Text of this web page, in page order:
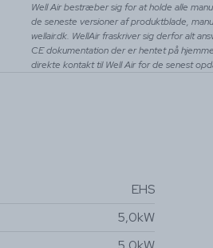
Well Air bestræber sig for at holde alle
de seneste versioner af produktblade,
wellair.dk. WellAir fraskriver sig derfor alt
CE dokumentation der er hentet på
direkte kontakt til Well Air for de senest
EHS
5,0kW